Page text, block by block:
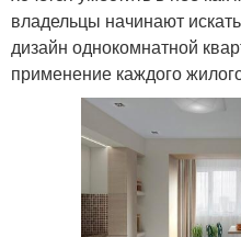
владельцы начинают
дизайн однокомнатной
применение каждого